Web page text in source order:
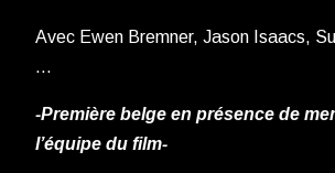
Avec Ewen Bremner, Jason Isaacs,
…
-Première belge en présence de
l’équipe du film-